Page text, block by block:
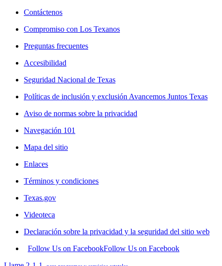
Contáctenos
Compromiso con Los Texanos
Preguntas frecuentes
Accesibilidad
Seguridad Nacional de Texas
Políticas de inclusión y exclusión Avancemos Juntos Texas
Aviso de normas sobre la privacidad
Navegación 101
Mapa del sitio
Enlaces
Términos y condiciones
Texas.gov
Videoteca
Declaración sobre la privacidad y la seguridad del sitio web
Follow Us on FacebookFollow Us on Facebook